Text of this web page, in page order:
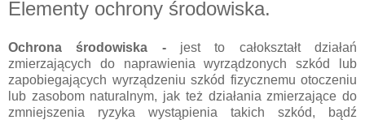
Elementy ochrony środowiska.
Ochrona środowiska - jest to całokształt działań
zmierzających do naprawienia wyrządzonych szkód lub
zapobiegających wyrządzeniu szkód fizycznemu otoczeniu
lub zasobom naturalnym, jak też działania zmierzające do
zmniejszenia ryzyka wystąpienia takich szkód, bądź